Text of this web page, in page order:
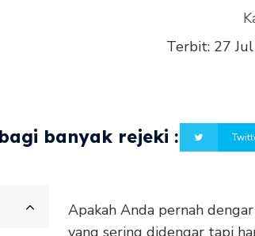
Terbit: 27
banyak rejeki :
Apakah Anda pernah
yang sering didengar tapi